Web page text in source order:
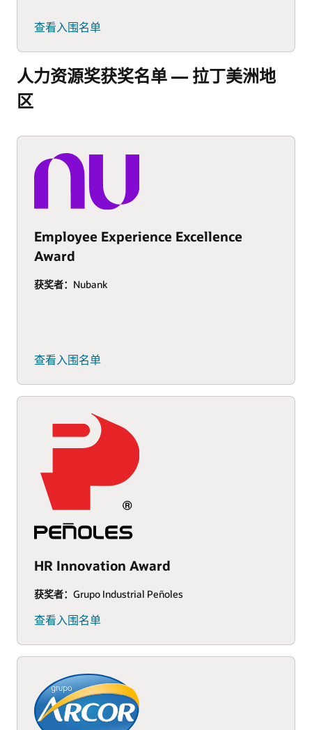
查看入围名单
人力资源奖获奖名单 — 拉丁美洲地
区
Employee Experience Excellence
Award
获奖者： Nubank
查看入围名单
HR Innovation Award
获奖者： Grupo Industrial Peñoles
查看入围名单